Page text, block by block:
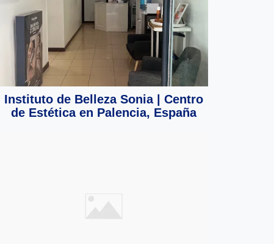
Instituto de Belleza Sonia | Centro
de Estética en Palencia, España